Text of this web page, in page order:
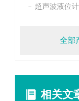
超声波液位计
全部
相关文